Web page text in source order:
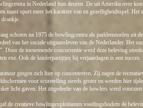
in Nederland hun deuren. De uit Amerika over
naast sport meer het karakter van en gezelligheidsspel.
drankje.
schoten na 1975 de bowlingcentra als paddenstoelen uit
van het sociale uitgaansleven van de Nederlander. Het
Door de toenemende concurrentie werd deze beleving
enz. Ook de kinderpartijtjes bij verjaardagen is een succes.
gingen zich hier op concentreren. Zij zagen de
voor scoretelling steeds groter en werden hier
licht gaven. Het zitgedeelte van de bowlers werd
de creatieve bowlingexploitanten voedingsbodem de